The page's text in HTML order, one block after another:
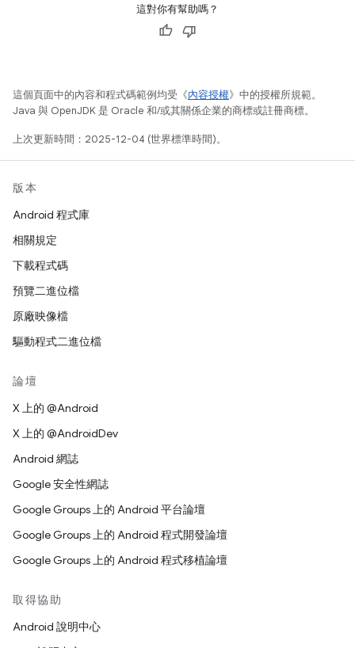
這對你有幫助嗎？
這個頁面中的內容和程式碼範例均受《內容授權》中的授權所規範。
Java 與 OpenJDK 是 Oracle 和/或其關係企業的商標或註冊商標。
上次更新時間：2025-12-04 (世界標準時間)。
版本
Android 程式庫
相關規定
下載程式碼
預覽二進位檔
原廠映像檔
驅動程式二進位檔
論壇
X 上的 @Android
X 上的 @AndroidDev
Android 網誌
Google 安全性網誌
Google Groups 上的 Android 平台論壇
Google Groups 上的 Android 程式開發論壇
Google Groups 上的 Android 程式移植論壇
取得協助
Android 說明中心